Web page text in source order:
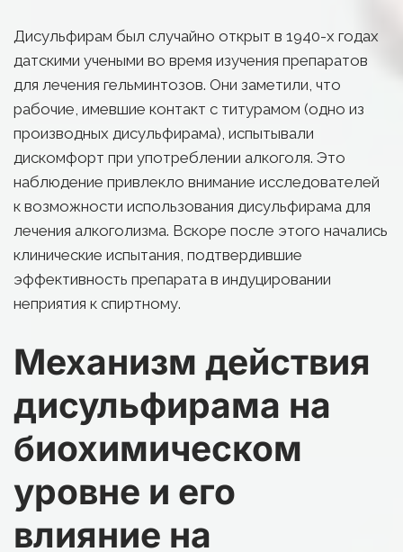
Дисульфирам был случайно открыт в 1940-х годах
датскими учеными во время изучения препаратов
для лечения гельминтозов. Они заметили, что
рабочие, имевшие контакт с титурамом (одно из
производных дисульфирама), испытывали
дискомфорт при употреблении алкоголя. Это
наблюдение привлекло внимание исследователей
к возможности использования дисульфирама для
лечения алкоголизма. Вскоре после этого начались
клинические испытания, подтвердившие
эффективность препарата в индуцировании
неприятия к спиртному.
Механизм действия
дисульфирама на
биохимическом
уровне и его
влияние на